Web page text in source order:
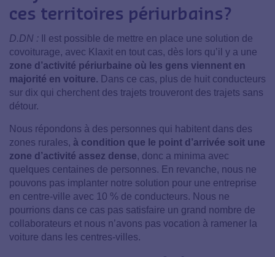
ces territoires périurbains?
D.DN :
Il est possible de mettre en place une solution de
covoiturage, avec Klaxit en tout cas, dès lors qu’il y a une
zone d’activité périurbaine où les gens viennent en
majorité en voiture. Dans ce cas, plus de huit conducteurs
sur dix qui cherchent des trajets trouveront des trajets sans
détour.
Nous répondons à des personnes qui habitent dans des
zones rurales, à condition que le point d’arrivée soit une
zone d’activité assez dense, donc a minima avec
quelques centaines de personnes. En revanche, nous ne
pouvons pas implanter notre solution pour une entreprise
en centre-ville avec 10 % de conducteurs. Nous ne
pourrions dans ce cas pas satisfaire un grand nombre de
collaborateurs et nous n’avons pas vocation à ramener la
voiture dans les centres-villes.